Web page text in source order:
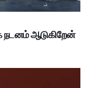
நடனம் ஆடுகிறேன்